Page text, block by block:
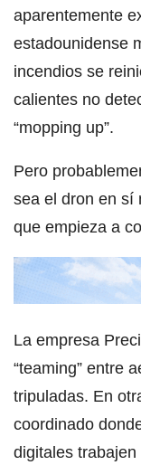
aparentemente
estadounidense
incendios se
calientes no
“mopping up”.
Pero
sea el dron en sí
que empieza a
La empresa
“teaming” entre
tripuladas. En
coordinado
digitales